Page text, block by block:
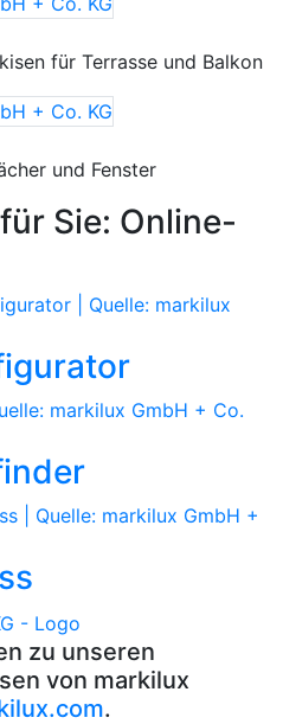
für Terrasse und Balkon
und Fenster
Sie: Online-
zu unseren
von markilux
.